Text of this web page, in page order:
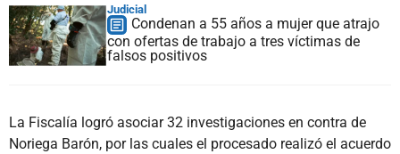
Judicial
Condenan a 55 años a mujer que atrajo
con ofertas de trabajo a tres víctimas de
falsos positivos
La Fiscalía logró asociar 32 investigaciones en contra de
Noriega Barón, por las cuales el procesado realizó el acuerdo